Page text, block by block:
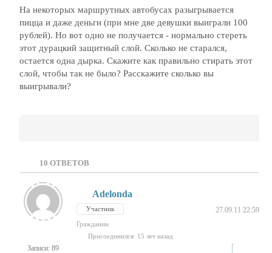
На некоторых маршрутных автобусах разыгрывается
пицца и даже деньги (при мне две девушки выиграли 100
рублей). Но вот одно не получается - нормально стереть
этот дурацкий защитный слой. Сколько не старался,
остается одна дырка. Скажите как правильно стирать этот
слой, чтобы так не было? Расскажите сколько вы
выигрывали?
10 ОТВЕТОВ
Записи: 89
Adelonda
Участник 27.09.11 22:59
Гражданин
Присоединился: 15 лет назад